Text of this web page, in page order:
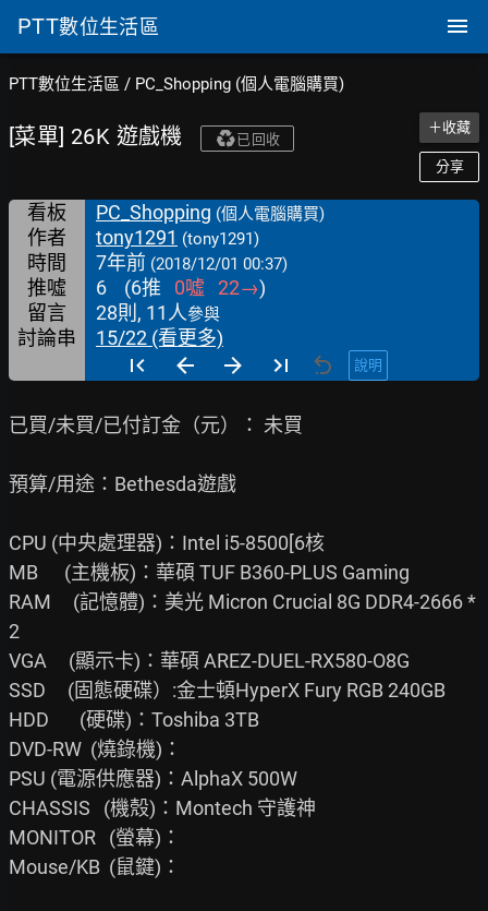
PTT數位生活區
PTT數位生活區 / PC_Shopping (個人電腦購買)
[菜單] 26K 遊戲機 已回收
＋收藏
分享
看板 PC_Shopping (個人電腦購買)
作者 tony1291 (tony1291)
時間 7年前 (2018/12/01 00:37)
推噓 6 (6推 0噓 22→)
留言
28則, 11人參與
討論串 15/22 (看更多)
說明
已買/未買/已付訂金（元）： 未買
預算/用途：Bethesda遊戲
CPU (中央處理器)：Intel i5-8500[6核
MB      (主機板)：華碩 TUF B360-PLUS Gaming
RAM     (記憶體)：美光 Micron Crucial 8G DDR4-2666 *
2
VGA     (顯示卡)：華碩 AREZ-DUEL-RX580-O8G
SSD     (固態硬碟）:金士頓HyperX Fury RGB 240GB
HDD       (硬碟)：Toshiba 3TB
DVD-RW  (燒錄機)：
PSU (電源供應器)：AlphaX 500W
CHASSIS   (機殼)：Montech 守護神
MONITOR   (螢幕)：
Mouse/KB  (鼠鍵)：